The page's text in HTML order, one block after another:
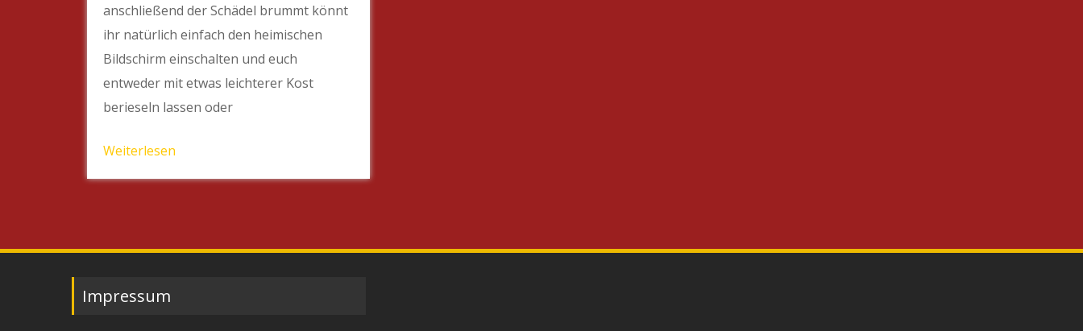
anschließend der Schädel brummt könnt
ihr natürlich einfach den heimischen
Bildschirm einschalten und euch
entweder mit etwas leichterer Kost
berieseln lassen oder
Weiterlesen
Impressum